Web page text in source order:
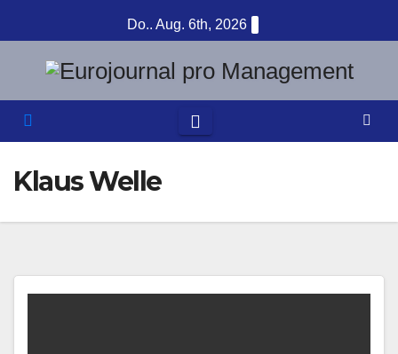
Inhalt
springen
Do.. Aug. 6th, 2026
Klaus Welle